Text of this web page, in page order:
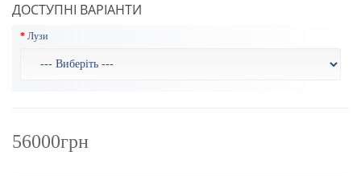
ДОСТУПНІ ВАРІАНТИ
Лузи
56000грн